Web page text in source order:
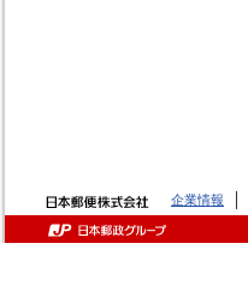
企業情報